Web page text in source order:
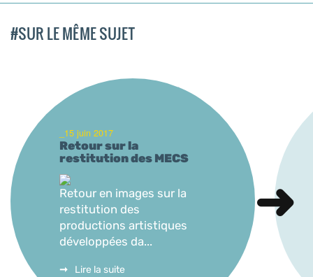
#SUR LE MÊME SUJET
_15 juin 2017
Retour sur la
restitution des MECS
Retour en images sur la
restitution des
productions artistiques
développées da...
Lire la suite